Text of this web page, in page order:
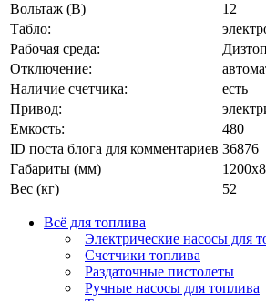
Вольтаж (В)
12
Табло:
Рабочая среда:
Отключение:
Наличие счетчика:
есть
Привод:
Емкость:
480
ID поста блога для комментариев 36876
Габариты (мм)
Вес (кг)
52
Всё для топлива
Электрические насосы для
Счетчики топлива
Раздаточные пистолеты
Ручные насосы для топлива